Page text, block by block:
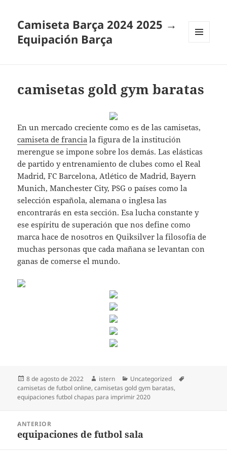
Camiseta Barça 2024 2025 →
Equipación Barça
camisetas gold gym baratas
En un mercado creciente como es de las camisetas,
camiseta de francia la figura de la institución
merengue se impone sobre los demás. Las elásticas
de partido y entrenamiento de clubes como el Real
Madrid, FC Barcelona, Atlético de Madrid, Bayern
Munich, Manchester City, PSG o países como la
selección española, alemana o inglesa las
encontrarás en esta sección. Esa lucha constante y
ese espíritu de superación que nos define como
marca hace de nosotros en Quiksilver la filosofía de
muchas personas que cada mañana se levantan con
ganas de comerse el mundo.
Publicado
el
8 de agosto de 2022 Autor
istern Categorías
Uncategorized
camisetas de futbol online,camisetas gold gym baratas,
equipaciones futbol chapas para imprimir 2020
entradas
ANTERIOR
Entrada
equipaciones de futbol sala